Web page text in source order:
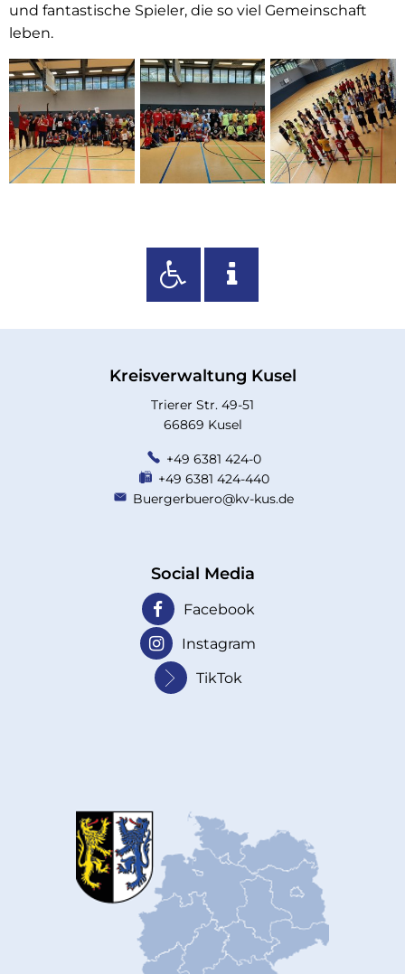
und fantastische Spieler, die so viel Gemeinschaft
leben.
Kreisverwaltung Kusel
Trierer Str. 49-51
66869 Kusel
+49 6381 424-0
+49 6381 424-440
Buergerbuero@kv-kus.de
Social Media
Facebook
Instagram
TikTok